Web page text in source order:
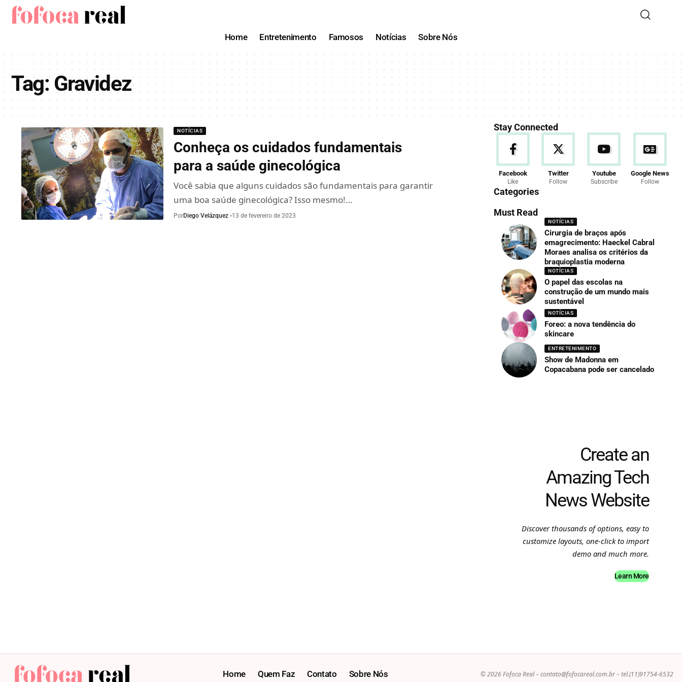
Home Entretenimento Famosos Notícias Sobre Nós
Tag: Gravidez
NOTÍCIAS
Conheça os cuidados fundamentais
para a saúde ginecológica
Você sabia que alguns cuidados são fundamentais para garantir
uma boa saúde ginecológica? Isso mesmo!…
PorDiego Velázquez 13 de fevereiro de 2023
Stay Connected
Facebook
Like
Twitter
Follow
Youtube
Subscribe
Google News
Follow
Categories
Must Read
NOTÍCIAS
Cirurgia de braços após
emagrecimento: Haeckel Cabral
Moraes analisa os critérios da
braquioplastia moderna
NOTÍCIAS
O papel das escolas na
construção de um mundo mais
sustentável
NOTÍCIAS
Foreo: a nova tendência do
skincare
ENTRETENIMENTO
Show de Madonna em
Copacabana pode ser cancelado
Create an
Amazing Tech
News Website
Discover thousands of options, easy to
customize layouts, one-click to import
demo and much more.
Learn More
Home Quem Faz Contato Sobre Nós © 2026 Fofoca Real –contato@fofocareal.com.br– tel.(11)91754-6532